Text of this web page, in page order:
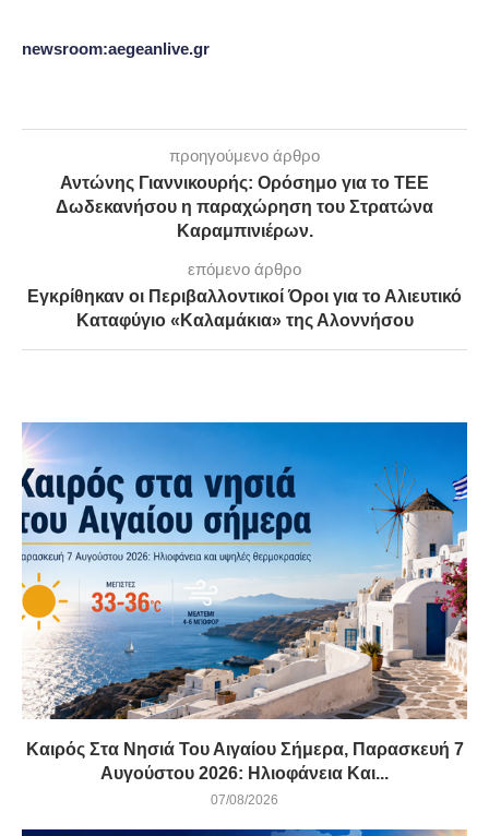
newsroom:aegeanlive.gr
προηγούμενο άρθρο
Αντώνης Γιαννικουρής: Ορόσημο για το ΤΕΕ
Δωδεκανήσου η παραχώρηση του Στρατώνα
Καραμπινιέρων.
επόμενο άρθρο
Εγκρίθηκαν οι Περιβαλλοντικοί Όροι για το Αλιευτικό
Καταφύγιο «Καλαμάκια» της Αλοννήσου
Καιρός Στα Νησιά Του Αιγαίου Σήμερα, Παρασκευή 7
Αυγούστου 2026: Ηλιοφάνεια Και...
07/08/2026